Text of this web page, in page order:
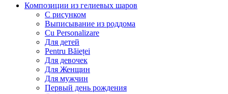
Композиции из гелиевых шаров
С рисунком
Выписывание из роддома
Cu Personalizare
Для детей
Pentru Băieței
Для девочек
Для Женщин
Для мужчин
Первый день рождения